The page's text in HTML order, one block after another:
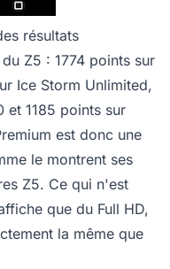
résultats
Z5 : 1774 points sur
Ice Storm Unlimited,
et 1185 points sur
est donc une
le montrent ses
Z5. Ce qui n'est
que du Full HD,
la même que